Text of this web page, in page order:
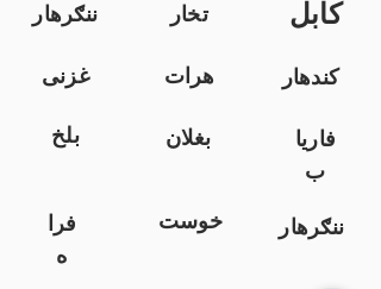
ننګرهار تخار کابل
غزنی هرات
کندهار
بلخ
بغلان
فاریا
ب
فرا
ه
خوست ننګرهار